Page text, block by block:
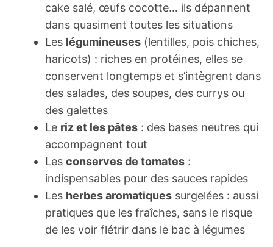
cake salé, œufs cocotte… ils dépannent
dans quasiment toutes les situations
Les légumineuses (lentilles, pois chiches,
haricots) : riches en protéines, elles se
conservent longtemps et s’intègrent dans
des salades, des soupes, des currys ou
des galettes
Le riz et les pâtes : des bases neutres qui
accompagnent tout
Les conserves de tomates :
indispensables pour des sauces rapides
Les herbes aromatiques surgelées : aussi
pratiques que les fraîches, sans le risque
de les voir flétrir dans le bac à légumes